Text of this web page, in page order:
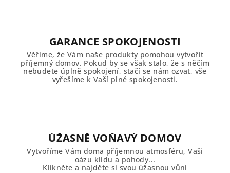
GARANCE SPOKOJENOSTI
Věříme, že Vám naše produkty pomohou vytvořit
příjemný domov. Pokud by se však stalo, že s něčím
nebudete úplně spokojení, stačí se nám ozvat, vše
vyřešíme k Vaší plné spokojenosti.
ÚŽASNĚ VOŇAVÝ DOMOV
Vytvoříme Vám doma příjemnou atmosféru, Vaši
oázu klidu a pohody...
Klikněte a najděte si svou úžasnou vůni